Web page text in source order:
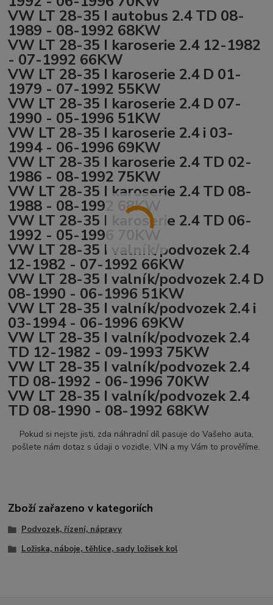
VW LT 28-35 I autobus 2.4 TD 08-
1989 - 08-1992 68KW
VW LT 28-35 I karoserie 2.4 12-1982
- 07-1992 66KW
VW LT 28-35 I karoserie 2.4 D 01-
1979 - 07-1992 55KW
VW LT 28-35 I karoserie 2.4 D 07-
1990 - 05-1996 51KW
VW LT 28-35 I karoserie 2.4 i 03-
1994 - 06-1996 69KW
VW LT 28-35 I karoserie 2.4 TD 02-
1986 - 08-1992 75KW
VW LT 28-35 I karoserie 2.4 TD 08-
1988 - 08-1992 68KW
VW LT 28-35 I karoserie 2.4 TD 06-
1992 - 05-1996 70KW
VW LT 28-35 I valník/podvozek 2.4
12-1982 - 07-1992 66KW
VW LT 28-35 I valník/podvozek 2.4 D
08-1990 - 06-1996 51KW
VW LT 28-35 I valník/podvozek 2.4 i
03-1994 - 06-1996 69KW
VW LT 28-35 I valník/podvozek 2.4
TD 12-1982 - 09-1993 75KW
VW LT 28-35 I valník/podvozek 2.4
TD 08-1992 - 06-1996 70KW
VW LT 28-35 I valník/podvozek 2.4
TD 08-1990 - 08-1992 68KW
Pokud si nejste jisti, zda náhradní díl pasuje do Vašeho auta,
pošlete nám dotaz s údaji o vozidle, VIN a my Vám to prověříme.
Zboží zařazeno v kategoriích
Podvozek, řízení, nápravy
Ložiska, náboje, těhlice, sady ložisek kol